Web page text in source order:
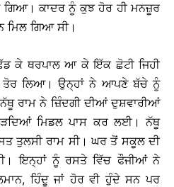
ਗਿਆ। ਕਾਦਰ ਨੂੰ ਕੁਝ ਹੋਰ ਹੀ ਮਨਜ਼ੂਰ
ਗਿਆ ਸੀ।
ਕੇ ਥਰਪਾਲ ਆ ਕੇ ਇੱਕ ਛੋਟੀ ਜਿਹੀ
ਤੋਰ ਲਿਆ। ਉਨ੍ਹਾਂ ਨੇ ਆਪਣੇ ਬੱਚੇ ਨੂੰ
ਰਾਮ ਨੇ ਜ਼ਿੰਦਗੀ ਦੀਆਂ ਦੁਸ਼ਵਾਰੀਆਂ
ਮਿਡਲ ਪਾਸ ਕਰ ਲਈ। ਨੱਥੂ
ਤੁਲਸੀ ਰਾਮ ਸੀ। ਘਰ ਤੋਂ ਸਕੂਲ ਦੀ
ਇਨ੍ਹਾਂ ਨੂੰ ਰਸਤੇ ਵਿੱਚ ਫੌਜੀਆਂ ਨੇ
ਹਿੰਦੂ ਜਾਂ ਹੋਰ ਵੀ ਹੁੰਦੇ ਸਨ ਪਰ